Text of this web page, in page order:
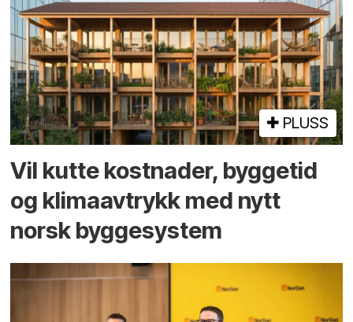
PLUSS
Vil kutte kostnader, byggetid
og klima­avtrykk med nytt
norsk bygge­system